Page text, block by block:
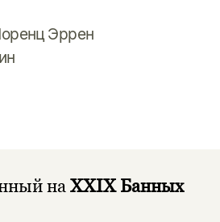
Эррен
наXXIX Банных